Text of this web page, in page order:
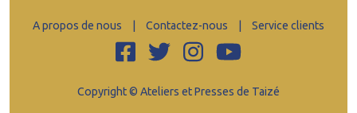
A propos de nous Contactez-nous Service clients
Copyright © Ateliers et Presses de Taizé